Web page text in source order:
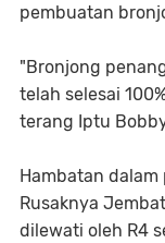
pembuatan
"Bronjong
telah selesai
terang Iptu
Hambatan
Rusaknya
dilewati oleh R4